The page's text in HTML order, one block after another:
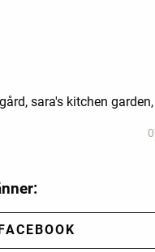
sara's kitchen